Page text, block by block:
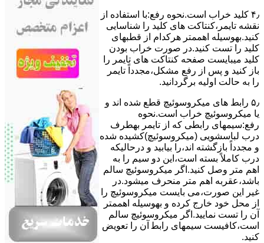
۴٫ ﮐﻠﯿﺪ ﺧﺮاب اﺳﺖ.نحوه رفع:ﺑﺎ اﺳﺘﻔﺎده از
ﻧﻘﺸﻪ ﺗﺎﯾﻤﺮ،ﮐﻨﺘﺎﮐﺖ ﻫﺎی ﮐﻠﯿﺪ را ﺷﻨﺎﺳﺎﯾﯽ
کنید.بهوسیله اهممتر هرکدام از قطبهای
ﮐﻠﯿﺪ را ﺗﺴﺖ ﮐﻨﯿﺪ.در ﺻﻮرت ﺧﺮاب ﺑﻮدن
ﮐﻠﯿﺪ میبایست ﺻﻔﺤﻪ ﮐﻨﺘﺎﮐﺖ ﻫﺎی ﺗﺎﯾﻤﺮ را
باز کنید و ﭘﺲ از رﻓﻊ مشکل،مجدداً ﺗﺎﯾﻤﺮ
را به حالت اوﻟﯿﻪ برگردانید.
۵٫ رابط های ﻣﯿﮑﺮوﺳﻮﺋﯿﭻ ﻗﻄﻊ شده اند و
ﯾﺎ ﻣﯿﮑﺮوﺳﻮﺋﯿﭻ ﺧﺮاب اﺳﺖ.نحوه
رفع:سیمهای راﺑﻄﯽ ﮐﻪ از ﺗﺎﯾﻤﺮ بهطرف
درب لباسشویی (ﻣﯿﮑﺮوﺳﻮﺋﯿﭻ)کشیده شده
و مجدداً بازگشته اند،را ﺑﯿﺎﺑﯿﺪ و درحالیکه
درب کاملاً ﺑﺴﺘﻪ اﺳﺖ،اﯾﻦ دو ﺳﯿﻢ را ﺑﻪ
اﻫﻢ ﻣﺘﺮ وصل کنید.اﮔﺮ ﻣﯿﮑﺮوﺳﻮﺋﯿﭻ ﺳﺎﻟﻢ
ﺑﺎﺷﺪ،ﻋﻘﺮﺑﻪ اهم متر ﻣﻨﺤﺮف میشود.در
ﻏﯿﺮ اﯾﻦ ﺻﻮرت،می بایست ﻣﯿﮑﺮوﺳﻮﺋﯿﭻ را
از ﻣﺤﻞ خود ﺧﺎرج کرده و بهوسیله اهممتر
آن را ﺗﺴﺖ ﻧﻤﺎﯾﯿﺪ.اﮔﺮ ﻣﯿﮑﺮوﺳﻮﺋﯿﭻ ﺳﺎﻟﻢ
اﺳﺖ،ﮐﺎﻓﯿﺴﺖ سیمهای راﺑﻄ آن را ﺗﻌﻮﯾﺾ
کنید.